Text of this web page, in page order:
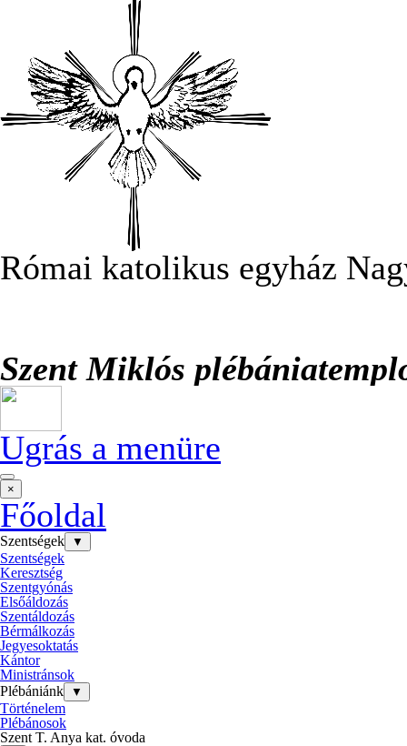
Római katolikus egyház
Szent Miklós
Ugrás a menüre
×
Főoldal
Szentségek ▼
Szentségek
Keresztség
Szentgyónás
Elsőáldozás
Szentáldozás
Bérmálkozás
Jegyesoktatás
Kántor
Ministránsok
Plébániánk
▼
Történelem
Plébánosok
Szent T. Anya kat. óvoda